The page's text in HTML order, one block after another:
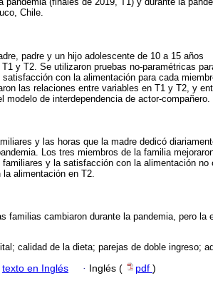
Chile.
padre y un hijo adolescente de 10 a 15 años
y T2. Se utilizaron pruebas no-paramétricas
con la alimentación para cada
las relaciones entre variables en T1 y T2, y
de interdependencia de actor-compañero.
y las horas que la madre dedicó
Los tres miembros de la familia
y la satisfacción con la alimentación
alimentación en T2.
familias cambiaron durante la pandemia, pero
calidad de la dieta; parejas de doble ingreso;
texto en Inglés · Inglés ( pdf )